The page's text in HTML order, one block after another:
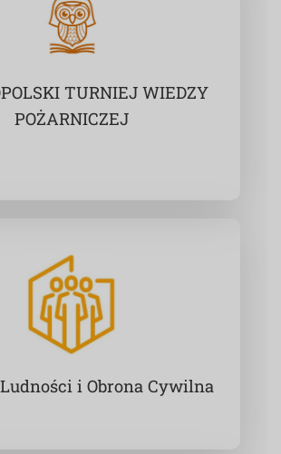
TURNIEJ WIEDZY
POŻARNICZEJ
i Obrona Cywilna